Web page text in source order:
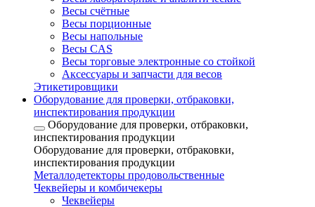
Весы счётные
Весы порционные
Весы напольные
Весы CAS
Весы торговые электронные со стойкой
Аксессуары и запчасти для весов
Этикетировщики
Оборудование для проверки, отбраковки,
инспектирования продукции
Оборудование для проверки, отбраковки,
инспектирования продукции
Оборудование для проверки, отбраковки,
инспектирования продукции
Металлодетекторы продовольственные
Чеквейеры и комбичекеры
Чеквейеры